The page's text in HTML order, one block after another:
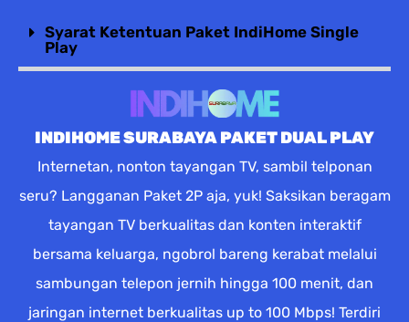
Syarat Ketentuan Paket IndiHome Single
Play
INDIHOME SURABAYA PAKET DUAL PLAY
Internetan, nonton tayangan TV, sambil telponan
seru? Langganan Paket 2P aja, yuk! Saksikan beragam
tayangan TV berkualitas dan konten interaktif
bersama keluarga, ngobrol bareng kerabat melalui
sambungan telepon jernih hingga 100 menit, dan
jaringan internet berkualitas up to 100 Mbps! Terdiri